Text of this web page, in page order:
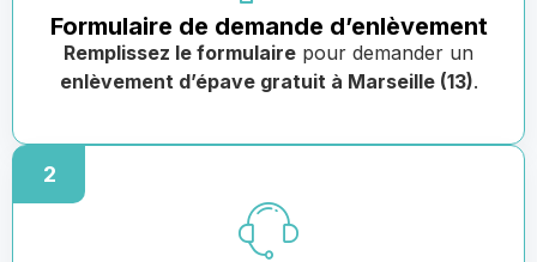
Formulaire de demande d’enlèvement
Remplissez le formulaire pour demander un
enlèvement d’épave gratuit à Marseille (13).
2